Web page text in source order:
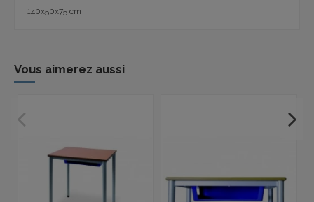
140x50x75 cm
Vous aimerez aussi